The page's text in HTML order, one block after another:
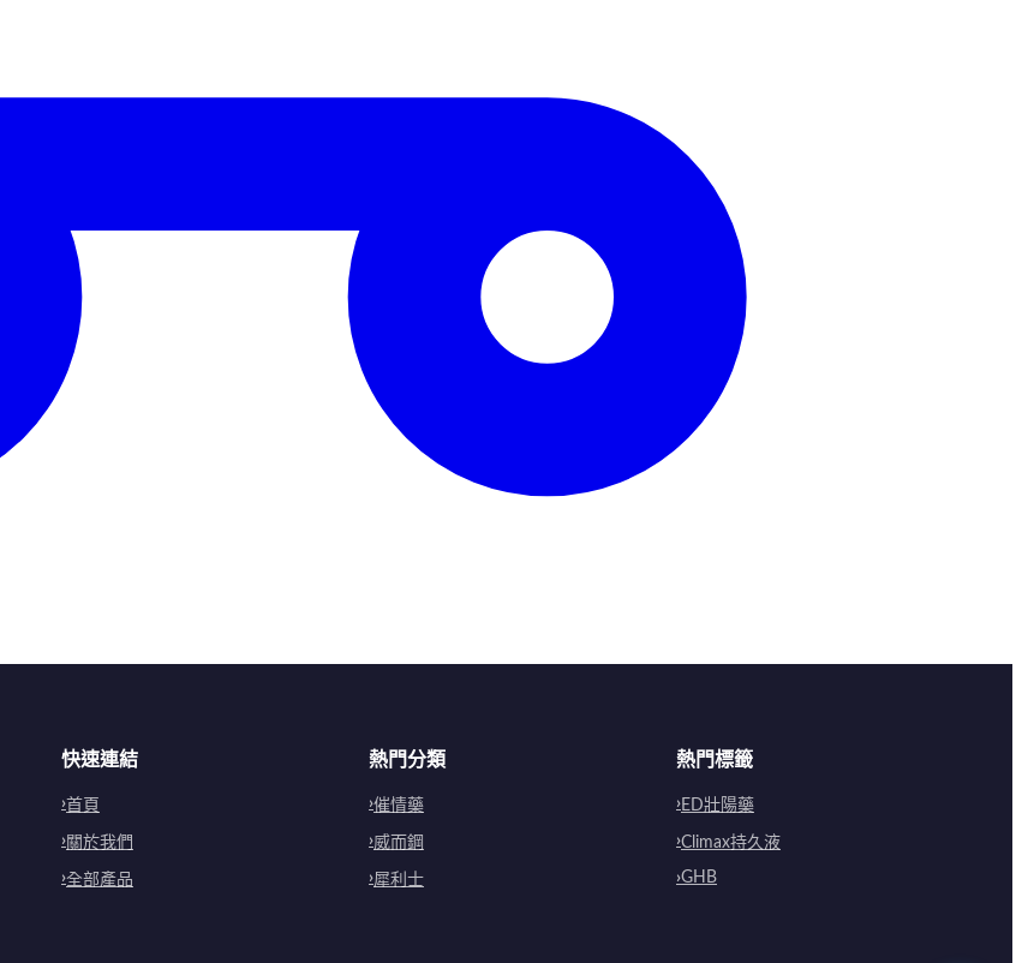
快速連結
首頁
關於我們
全部產品
熱門分類
催情藥
威而鋼
犀利士
熱門標籤
ED壯陽藥
Climax持久液
GHB